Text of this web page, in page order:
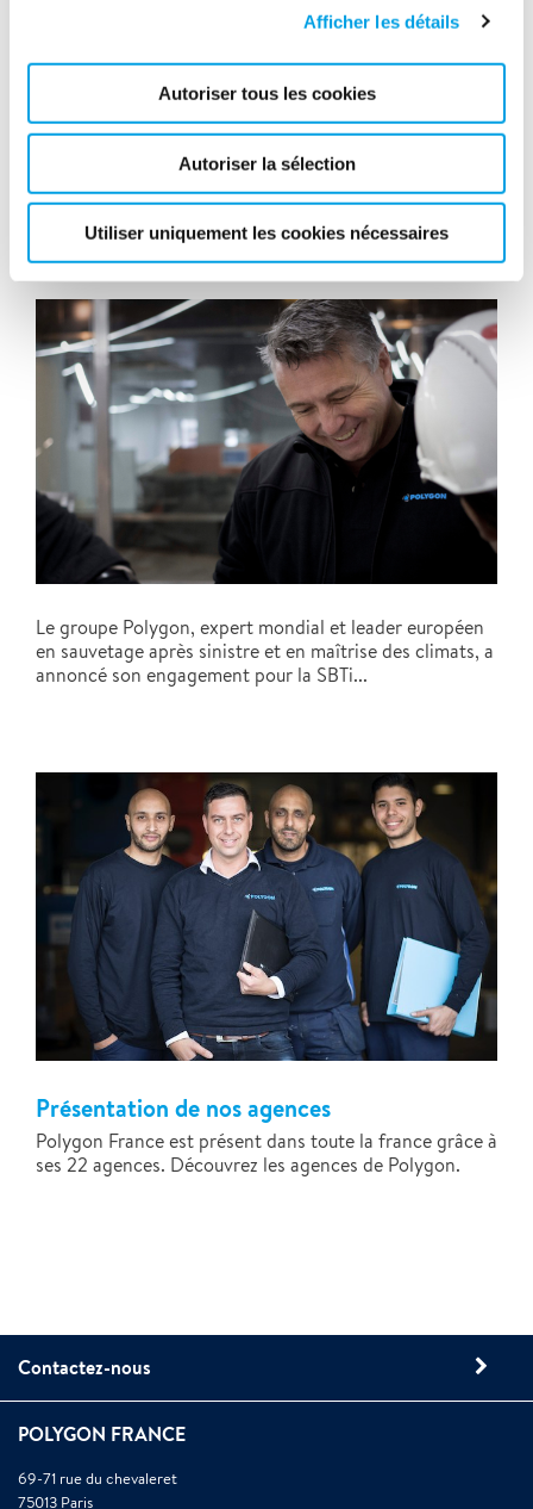
Afficher les détails
Autoriser tous les cookies
Autoriser la sélection
Utiliser uniquement les cookies nécessaires
Polygon France était présent à la journée
des Conseils Syndicaux
Les équipes Polygon Hydrotech de Lyon était présente
le 21 juin 2022 à la journée des Conseils Syndicaux.
Le groupe Polygon, expert mondial et leader européen
en sauvetage après sinistre et en maîtrise des climats, a
annoncé son engagement pour la SBTi...
Présentation de nos agences
Polygon France est présent dans toute la france grâce à
ses 22 agences. Découvrez les agences de Polygon.
Contactez-nous
POLYGON FRANCE
69-71 rue du chevaleret
75013 Paris